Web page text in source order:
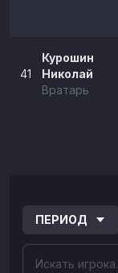
41
Курошин
Николай
Вратарь
ПЕРИОД